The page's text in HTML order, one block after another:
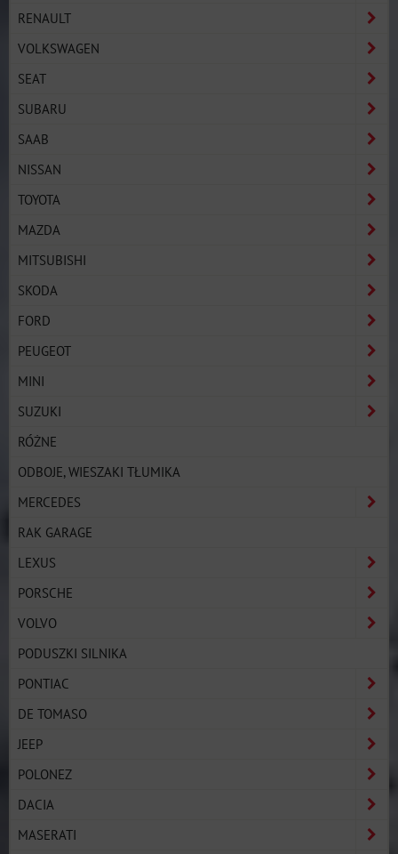
RENAULT
VOLKSWAGEN
SEAT
SUBARU
SAAB
NISSAN
TOYOTA
MAZDA
MITSUBISHI
SKODA
FORD
PEUGEOT
MINI
SUZUKI
RÓŻNE
ODBOJE, WIESZAKI TŁUMIKA
MERCEDES
RAK GARAGE
LEXUS
PORSCHE
VOLVO
PODUSZKI SILNIKA
PONTIAC
DE TOMASO
JEEP
POLONEZ
DACIA
MASERATI